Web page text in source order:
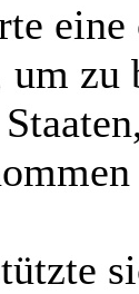
zu